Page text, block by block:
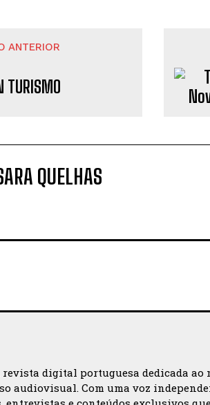
ANTERIOR
TURISMO
QUELHAS
digital portuguesa dedicada ao
audiovisual. Com uma voz